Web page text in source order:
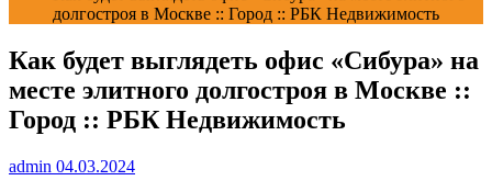
долгостроя в Москве :: Город :: РБК Недвижимость
Как будет выглядеть офис «Сибура» на
месте элитного долгостроя в Москве ::
Город :: РБК Недвижимость
admin 04.03.2024